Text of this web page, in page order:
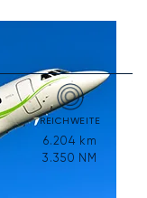
REICHWEITE
6.204 km
3.350 NM